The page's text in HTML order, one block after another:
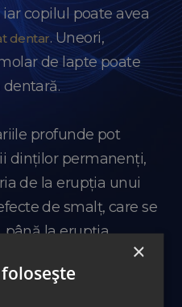
copilul poate avea
dentar. Uneori,
de lapte poate
dentară.
profunde pot
dinților permanenți,
de la erupția unui
de smalț, care se
până la erupția
×